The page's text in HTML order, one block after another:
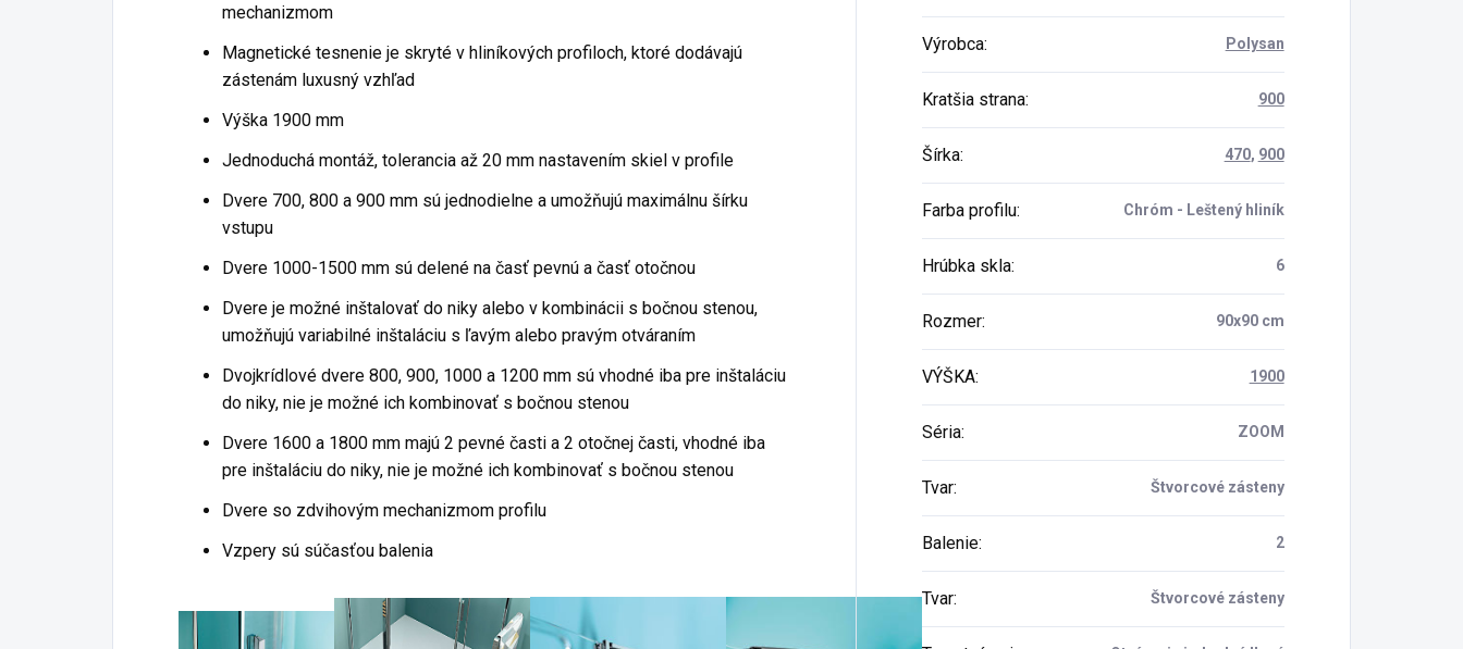
mechanizmom
Magnetické tesnenie je skryté v hliníkových profiloch, ktoré dodávajú
zástenám luxusný vzhľad
Výška 1900 mm
Jednoduchá montáž, tolerancia až 20 mm nastavením skiel v profile
Dvere 700, 800 a 900 mm sú jednodielne a umožňujú maximálnu šírku
vstupu
Dvere 1000-1500 mm sú delené na časť pevnú a časť otočnou
Dvere je možné inštalovať do niky alebo v kombinácii s bočnou stenou,
umožňujú variabilné inštaláciu s ľavým alebo pravým otváraním
Dvojkrídlové dvere 800, 900, 1000 a 1200 mm sú vhodné iba pre inštaláciu
do niky, nie je možné ich kombinovať s bočnou stenou
Dvere 1600 a 1800 mm majú 2 pevné časti a 2 otočnej časti, vhodné iba
pre inštaláciu do niky, nie je možné ich kombinovať s bočnou stenou
Dvere so zdvihovým mechanizmom profilu
Vzpery sú súčasťou balenia
Výrobca: Polysan
Kratšia strana: 900
Šírka: 470, 900
Farba profilu: Chróm - Leštený hliník
Hrúbka skla: 6
Rozmer: 90x90 cm
VÝŠKA: 1900
Séria: ZOOM
Tvar: Štvorcové zásteny
Balenie: 2
Tvar: Štvorcové zásteny